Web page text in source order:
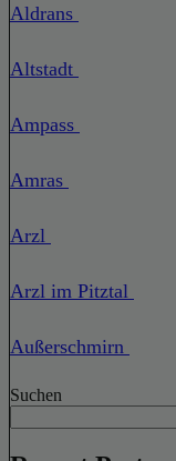
Aldrans
Altstadt
Ampass
Amras
Arzl
Arzl im Pitztal
Außerschmirn
Suchen